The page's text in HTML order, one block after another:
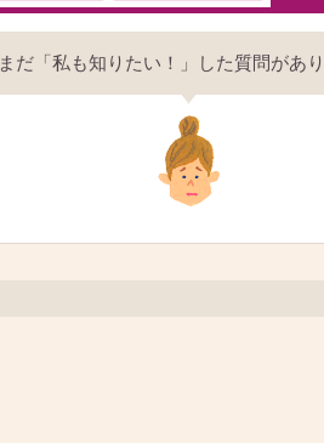
まだ「私も知りたい！」した質問があ